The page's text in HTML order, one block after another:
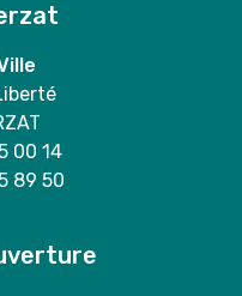
00 14
89 50